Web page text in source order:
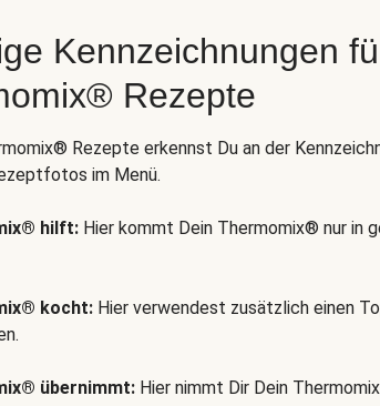
Kennzeichnungen
Rezepte
Rezepte erkennst Du an der
im Menü.
hilft: Hier kommt Dein Thermomix® nur in
kocht: Hier verwendest zusätzlich einen
übernimmt: Hier nimmt Dir Dein